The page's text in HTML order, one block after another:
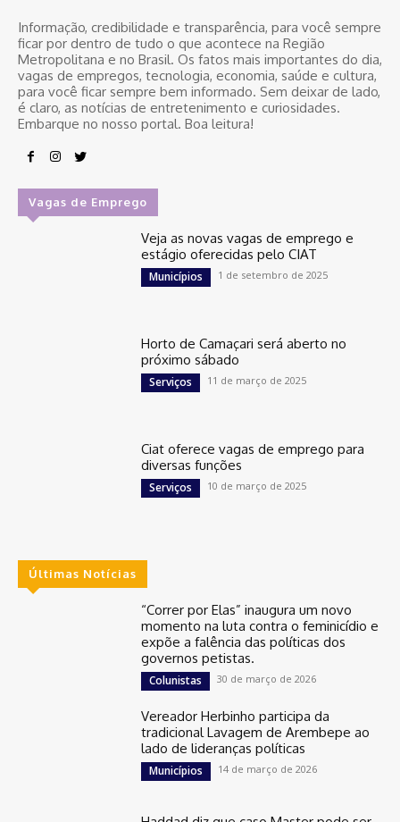
Informação, credibilidade e transparência, para você sempre
ficar por dentro de tudo o que acontece na Região
Metropolitana e no Brasil. Os fatos mais importantes do dia,
vagas de empregos, tecnologia, economia, saúde e cultura,
para você ficar sempre bem informado. Sem deixar de lado,
é claro, as notícias de entretenimento e curiosidades.
Embarque no nosso portal. Boa leitura!
Vagas de Emprego
Veja as novas vagas de emprego e
estágio oferecidas pelo CIAT
Municípios 1 de setembro de 2025
Horto de Camaçari será aberto no
próximo sábado
Serviços 11 de março de 2025
Ciat oferece vagas de emprego para
diversas funções
Serviços 10 de março de 2025
Últimas Notícias
“Correr por Elas” inaugura um novo
momento na luta contra o feminicídio e
expõe a falência das políticas dos
governos petistas.
Colunistas 30 de março de 2026
Vereador Herbinho participa da
tradicional Lavagem de Arembepe ao
lado de lideranças políticas
Municípios 14 de março de 2026